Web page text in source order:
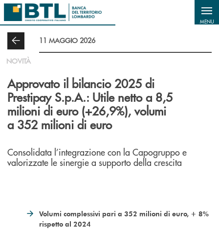
Salta al contenuto principale
MENU
11 MAGGIO 2026
NOVITÀ
Approvato il bilancio 2025 di
Prestipay S.p.A.: Utile netto a 8,5
milioni di euro (+26,9%), volumi
a 352 milioni di euro
Consolidata l’integrazione con la Capogruppo e
valorizzate le sinergie a supporto della crescita
Volumi complessivi pari a 352 milioni di euro, + 8%
rispetto al 2024